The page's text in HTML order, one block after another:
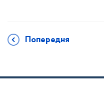
Попередня